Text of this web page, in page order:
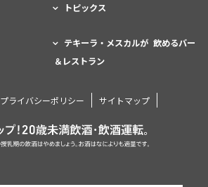
トピックス
テキーラ・メスカルが 飲めるバー
＆レストラン
プライバシーポリシー サイトマップ